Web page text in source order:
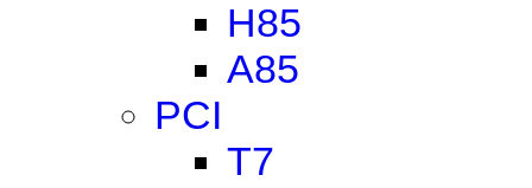
H85
A85
PCI
T7